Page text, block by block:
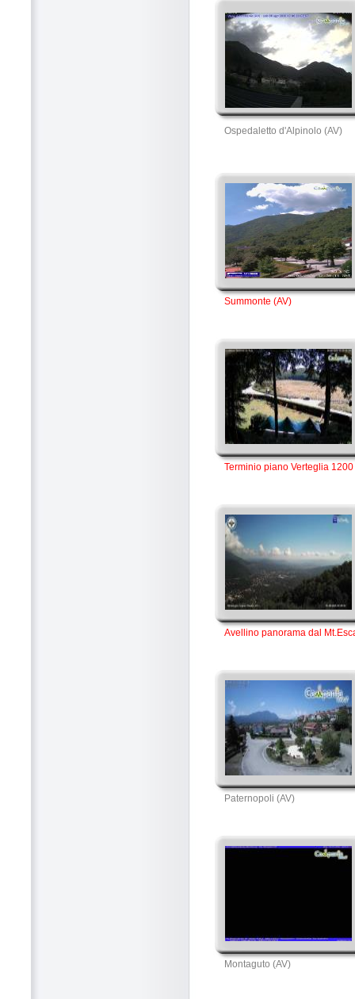
Ospedaletto d'Alpinolo (AV)
Summonte (AV)
Terminio piano Verteglia 1200
Avellino panorama dal
Paternopoli (AV)
Montaguto (AV)